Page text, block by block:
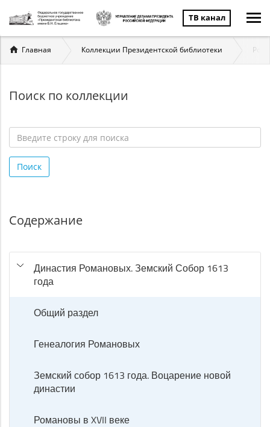
ТВ канал
Вы
здесь
Главная Коллекции Президентской библиотеки
Поиск по коллекции
строку
для
Поиск
Содержание
Династия Романовых. Земский Собор 1613
года
Общий раздел
Генеалогия Романовых
Земский собор 1613 года. Воцарение новой
династии
Романовы в XVII веке